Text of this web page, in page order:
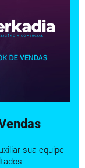
sua equipe